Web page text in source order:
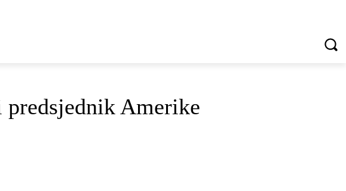
predsjednik Amerike